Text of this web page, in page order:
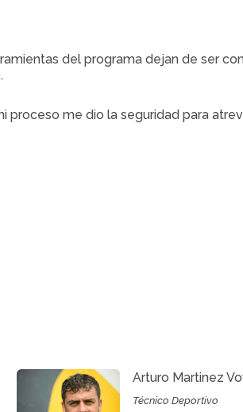
del programa dejan de ser
proceso me dio la seguridad para
Arturo Martinez
Técnico Deportivo